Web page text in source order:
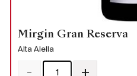
Mirgin Gran Reserva
Alta Alella
- +